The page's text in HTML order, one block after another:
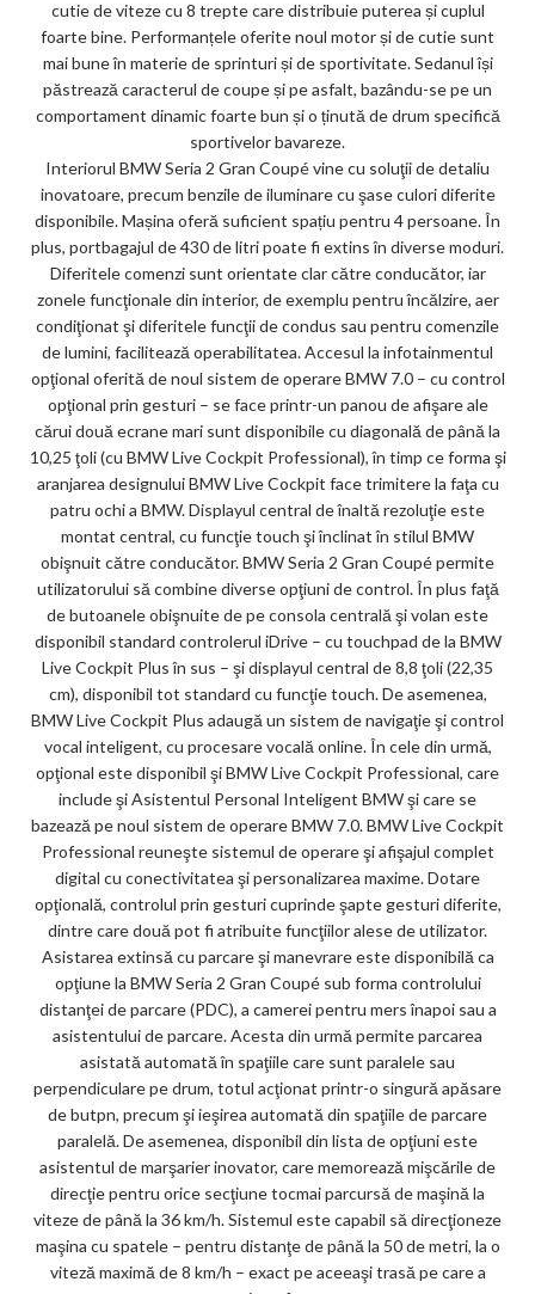
cutie de viteze cu 8 trepte care distribuie puterea și cuplul
foarte bine. Performanțele oferite noul motor și de cutie sunt
mai bune în materie de sprinturi și de sportivitate. Sedanul își
păstrează caracterul de coupe și pe asfalt, bazându-se pe un
comportament dinamic foarte bun și o ținută de drum specifică
sportivelor bavareze.
Interiorul BMW Seria 2 Gran Coupé vine cu soluţii de detaliu
inovatoare, precum benzile de iluminare cu şase culori diferite
disponibile. Mașina oferă suficient spațiu pentru 4 persoane. În
plus, portbagajul de 430 de litri poate fi extins în diverse moduri.
Diferitele comenzi sunt orientate clar către conducător, iar
zonele funcţionale din interior, de exemplu pentru încălzire, aer
condiţionat şi diferitele funcţii de condus sau pentru comenzile
de lumini, facilitează operabilitatea. Accesul la infotainmentul
opţional oferită de noul sistem de operare BMW 7.0 – cu control
opţional prin gesturi – se face printr-un panou de afişare ale
cărui două ecrane mari sunt disponibile cu diagonală de până la
10,25 ţoli (cu BMW Live Cockpit Professional), în timp ce forma şi
aranjarea designului BMW Live Cockpit face trimitere la faţa cu
patru ochi a BMW. Displayul central de înaltă rezoluţie este
montat central, cu funcţie touch şi înclinat în stilul BMW
obişnuit către conducător. BMW Seria 2 Gran Coupé permite
utilizatorului să combine diverse opţiuni de control. În plus faţă
de butoanele obişnuite de pe consola centrală şi volan este
disponibil standard controlerul iDrive – cu touchpad de la BMW
Live Cockpit Plus în sus – şi displayul central de 8,8 ţoli (22,35
cm), disponibil tot standard cu funcţie touch. De asemenea,
BMW Live Cockpit Plus adaugă un sistem de navigaţie şi control
vocal inteligent, cu procesare vocală online. În cele din urmă,
opţional este disponibil şi BMW Live Cockpit Professional, care
include şi Asistentul Personal Inteligent BMW şi care se
bazează pe noul sistem de operare BMW 7.0. BMW Live Cockpit
Professional reuneşte sistemul de operare şi afişajul complet
digital cu conectivitatea şi personalizarea maxime. Dotare
opţională, controlul prin gesturi cuprinde şapte gesturi diferite,
dintre care două pot fi atribuite funcţiilor alese de utilizator.
Asistarea extinsă cu parcare şi manevrare este disponibilă ca
opţiune la BMW Seria 2 Gran Coupé sub forma controlului
distanţei de parcare (PDC), a camerei pentru mers înapoi sau a
asistentului de parcare. Acesta din urmă permite parcarea
asistată automată în spaţiile care sunt paralele sau
perpendiculare pe drum, totul acţionat printr-o singură apăsare
de butpn, precum şi ieşirea automată din spaţiile de parcare
paralelă. De asemenea, disponibil din lista de opţiuni este
asistentul de marşarier inovator, care memorează mişcările de
direcţie pentru orice secţiune tocmai parcursă de maşină la
viteze de până la 36 km/h. Sistemul este capabil să direcţioneze
maşina cu spatele – pentru distanţe de până la 50 de metri, la o
viteză maximă de 8 km/h – exact pe aceeaşi trasă pe care a